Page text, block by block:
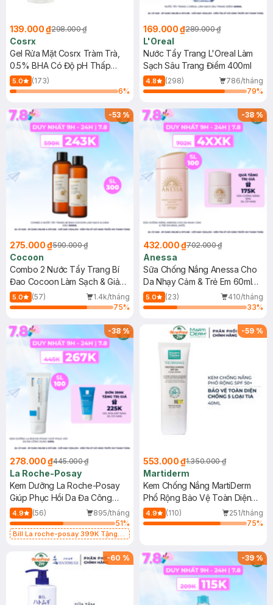
139.000 ₫298.000 ₫
Cosrx
Gel Rửa Mặt Cosrx Tràm Trà,
0.5% BHA Có Độ pH Thấp
150ml
5.0
(173)
6%
169.000 ₫289.000 ₫
L'Oreal
Nước Tẩy Trang L'Oreal Làm
Sạch Sâu Trang Điểm 400ml
4.8 (298)
786/tháng
79%
-53%
275.000 ₫590.000 ₫
Cocoon
Combo 2 Nước Tẩy Trang Bí
Đao Cocoon Làm Sạch & Giảm
Dầu 500ml
5.0 (57)
1.4k/tháng
75%
-38%
432.000 ₫702.000 ₫
Anessa
Sữa Chống Nắng Anessa Cho
Da Nhạy Cảm & Trẻ Em 60ml
(Mới)
5.0 (23)
410/tháng
33%
-38%
278.000 ₫445.000 ₫
La Roche-Posay
Kem Dưỡng La Roche-Posay
Giúp Phục Hồi Da Đa Công
Dụng 40ml
4.9 (56)
895/tháng
51%
Bill La roche-posay 399K Tặng
(SL có hạn)
-59 %
553.000 ₫1.350.000 ₫
Martiderm
Kem Chống Nắng MartiDerm
Phổ Rộng Bảo Vệ Toàn Diện
40ml
4.9 (110)
251/tháng
75%
-60 % -39%